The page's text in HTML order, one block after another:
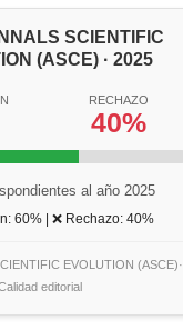
SCIENTIFIC
(ASCE) · 2025
RECHAZO
40%
al año 2025
60% | ❌ Rechazo: 40%
EVOLUTION (ASCE)·
editorial